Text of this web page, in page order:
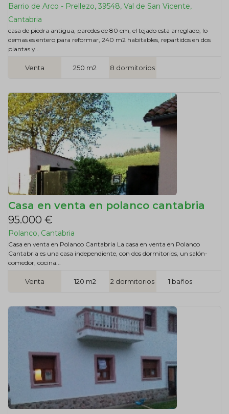
Barrio de Arco - Prellezo, 39548, Val de San Vicente,
Cantabria
casa de piedra antigua, paredes de 80 cm, el tejado esta arreglado, lo
demas es entero para reformar, 240 m2 habitables, repartidos en dos
plantas y...
Venta 250 m2 8 dormitorios
Casa en venta en polanco cantabria
95.000 €
Polanco, Cantabria
Casa en venta en Polanco Cantabria La casa en venta en Polanco
Cantabria es una casa independiente, con dos dormitorios, un salón-
comedor, cocina...
Venta 120 m2 2 dormitorios 1 baños